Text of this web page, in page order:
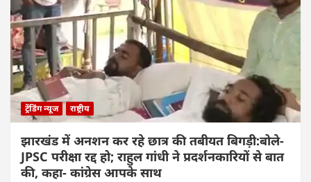
ट्रेंडिंग न्यूज राष्ट्रीय
झारखंड में अनशन कर रहे छात्र की तबीयत बिगड़ी:बोले-
JPSC परीक्षा रद्द हो; राहुल गांधी ने प्रदर्शनकारियों से बात
की, कहा- कांग्रेस आपके साथ